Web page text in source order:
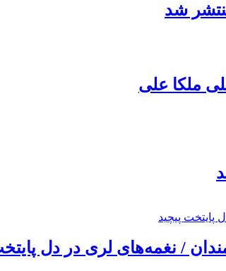
شد
ملکا علی
/ نغمه‌های لری در دل